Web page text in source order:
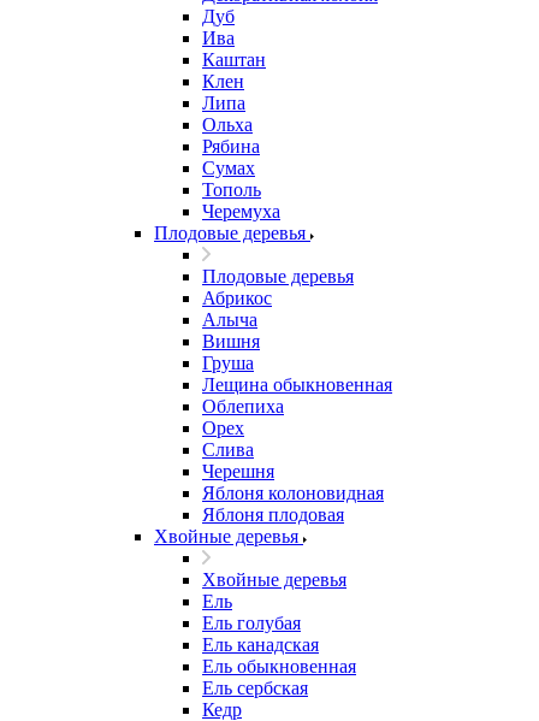
Дуб
Ива
Каштан
Клен
Липа
Ольха
Рябина
Сумах
Тополь
Черемуха
Плодовые деревья
Плодовые деревья
Абрикос
Алыча
Вишня
Груша
Лещина обыкновенная
Облепиха
Орех
Слива
Черешня
Яблоня колоновидная
Яблоня плодовая
Хвойные деревья
Хвойные деревья
Ель
Ель голубая
Ель канадская
Ель обыкновенная
Ель сербская
Кедр